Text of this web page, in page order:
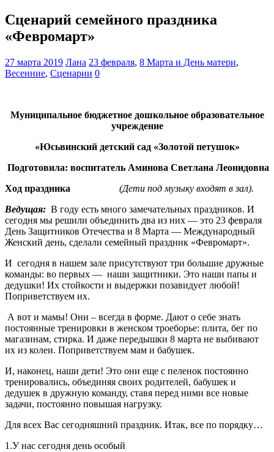
Сценарий семейного праздника
«Февромарт»
27 марта 2019 Лана 23 февраля, 8 Марта и День матери,
Весенние, Сценарии 0
Муниципальное бюджетное дошкольное образовательное
учреждение
«Юсьвинский детский сад «Золотой петушок»
Подготовила: воспитатель Аминова Светлана Леонидовна
Ход праздника
(Дети под музыку входят в зал).
Ведущая: В году есть много замечательных праздников. И
сегодня мы решили объединить два из них — это 23 февраля
День Защитников Отечества и 8 Марта — Международный
Женский день, сделали семейный праздник «Февромарт».
И сегодня в нашем зале присутствуют три большие дружные
команды: во первых — наши защитники. Это наши папы и
дедушки! Их стойкости и выдержки позавидует любой!
Поприветствуем их.
А вот и мамы! Они – всегда в форме. Дают о себе знать
постоянные тренировки в женском троеборье: плита, бег по
магазинам, стирка. И даже передышки 8 марта не выбивают
их из колеи. Поприветствуем мам и бабушек.
И, наконец, наши дети! Это они еще с пеленок постоянно
тренировались, объединяя своих родителей, бабушек и
дедушек в дружную команду, ставя перед ними все новые
задачи, постоянно повышая нагрузку.
Для всех Вас сегодняшний праздник. Итак, все по порядку…
1.У нас сегодня день особый